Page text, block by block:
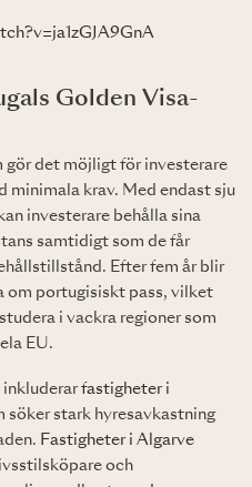
Golden Visa-
gör det möjligt för investerare
minimala krav. Med endast sju
investerare behålla sina
samtidigt som de får
Efter fem år blir
om portugisiskt pass, vilket
i vackra regioner som
EU.
inkluderarfastigheter i
söker stark hyresavkastning
Fastigheter i Algarve
och